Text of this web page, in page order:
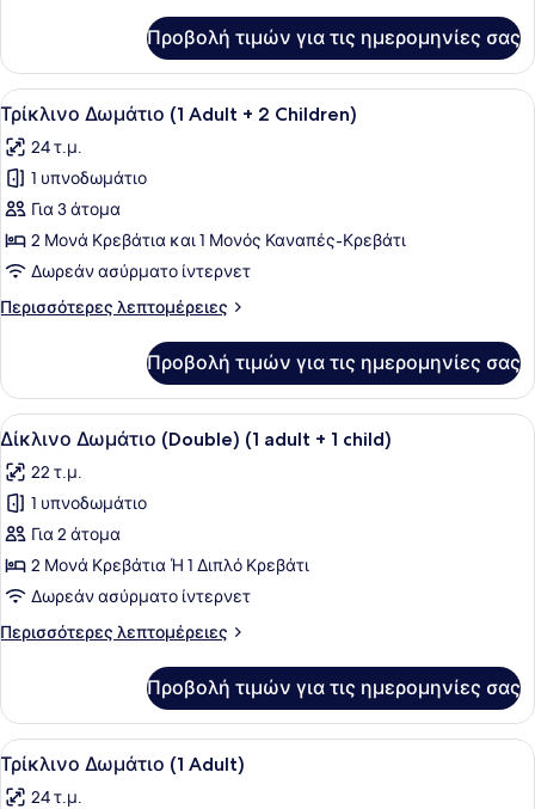
Δωμάτιο
(Double)
Προβολή τιμών για τις ημερομηνίες σας
Προβολή
όλων
των
φωτογραφιών
για
Τρίκλινο
Δωμάτιο
(1
Adult
Children)
Ένα σύγχρονο δωμάτιο
14
Τρίκλινο Δωμάτιο (1 Adult + 2 Children)
24 τ.μ.
1 υπνοδωμάτιο
Για 3 άτομα
2 Μονά Κρεβάτια και 1 Μονός Καναπές-Κρεβάτι
Δωρεάν ασύρματο ίντερνετ
Περισσότερες λεπτομέρειες
Περισσότερες
Δωμάτιο
(1
Adult
2
Children)
Προβολή τιμών για τις ημερομηνίες σας
Προβολή
όλων
των
φωτογραφιών
για
Δίκλινο
Δωμάτιο
(Double)
(1
child)
Ένα δωμάτιο ξενοδοχείου με δύο
10
Δίκλινο Δωμάτιο (Double) (1 adult + 1 child)
22 τ.μ.
1 υπνοδωμάτιο
Για 2 άτομα
2 Μονά Κρεβάτια Ή 1 Διπλό Κρεβάτι
Δωρεάν ασύρματο ίντερνετ
Περισσότερες λεπτομέρειες
Περισσότερες
Δωμάτιο
(Double)
(1
adult
+
Προβολή τιμών για τις ημερομηνίες σας
Προβολή
όλων
Ένα σύγχρονο δωμάτιο
13
Τρίκλινο Δωμάτιο (1 Adult)
24 τ.μ.